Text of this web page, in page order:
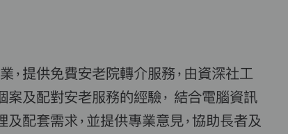
，提供免費安老院轉介服務，由資深社工
案及配對安老服務的經驗， 結合電腦資訊
配套需求，並提供專業意見，協助長者及